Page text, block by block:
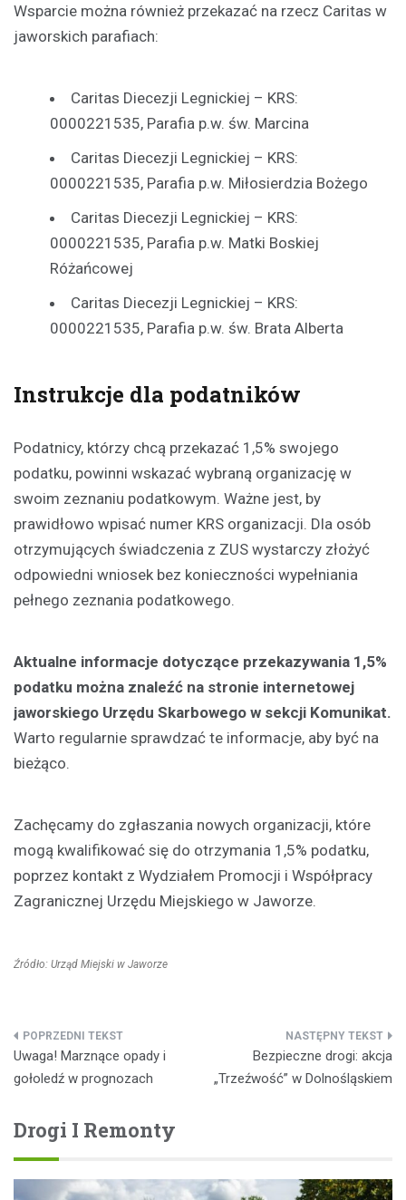
Wsparcie można również przekazać na rzecz Caritas w
jaworskich parafiach:
Caritas Diecezji Legnickiej – KRS:
0000221535, Parafia p.w. św. Marcina
Caritas Diecezji Legnickiej – KRS:
0000221535, Parafia p.w. Miłosierdzia Bożego
Caritas Diecezji Legnickiej – KRS:
0000221535, Parafia p.w. Matki Boskiej
Różańcowej
Caritas Diecezji Legnickiej – KRS:
0000221535, Parafia p.w. św. Brata Alberta
Instrukcje dla podatników
Podatnicy, którzy chcą przekazać 1,5% swojego
podatku, powinni wskazać wybraną organizację w
swoim zeznaniu podatkowym. Ważne jest, by
prawidłowo wpisać numer KRS organizacji. Dla osób
otrzymujących świadczenia z ZUS wystarczy złożyć
odpowiedni wniosek bez konieczności wypełniania
pełnego zeznania podatkowego.
Aktualne informacje dotyczące przekazywania 1,5%
podatku można znaleźć na stronie internetowej
jaworskiego Urzędu Skarbowego w sekcji Komunikat.
Warto regularnie sprawdzać te informacje, aby być na
bieżąco.
Zachęcamy do zgłaszania nowych organizacji, które
mogą kwalifikować się do otrzymania 1,5% podatku,
poprzez kontakt z Wydziałem Promocji i Współpracy
Zagranicznej Urzędu Miejskiego w Jaworze.
Źródło: Urząd Miejski w Jaworze
Nawigacja
wpisu
Uwaga! Marznące opady i
gołoledź w prognozach
Bezpieczne drogi: akcja
„Trzeźwość” w Dolnośląskiem
Drogi I Remonty